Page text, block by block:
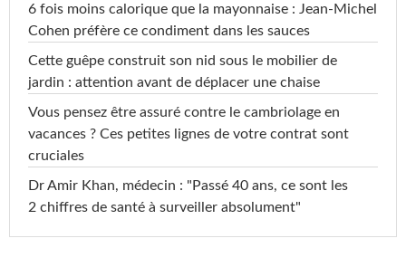
6 fois moins calorique que la mayonnaise : Jean-Michel
Cohen préfère ce condiment dans les sauces
Cette guêpe construit son nid sous le mobilier de
jardin : attention avant de déplacer une chaise
Vous pensez être assuré contre le cambriolage en
vacances ? Ces petites lignes de votre contrat sont
cruciales
Dr Amir Khan, médecin : "Passé 40 ans, ce sont les
2 chiffres de santé à surveiller absolument"